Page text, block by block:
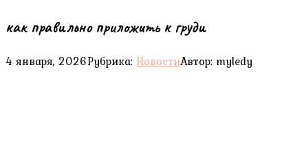
как правильно приложить к груди
4 января, 2026Рубрика: НовостиАвтор: myledy